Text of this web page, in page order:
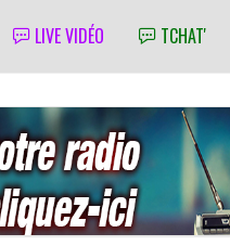
LIVE VIDÉO TCHAT'